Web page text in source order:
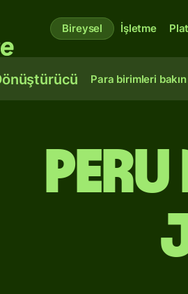
Bireysel İşletme
Para birimleri bakın